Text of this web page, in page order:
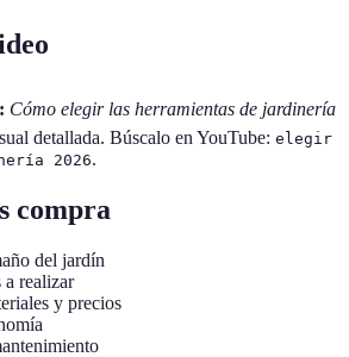
Cómo elegir las herramientas de jardinería
detallada. Búscalo en YouTube: elegir
2026.
compra
del jardín
a realizar
y precios